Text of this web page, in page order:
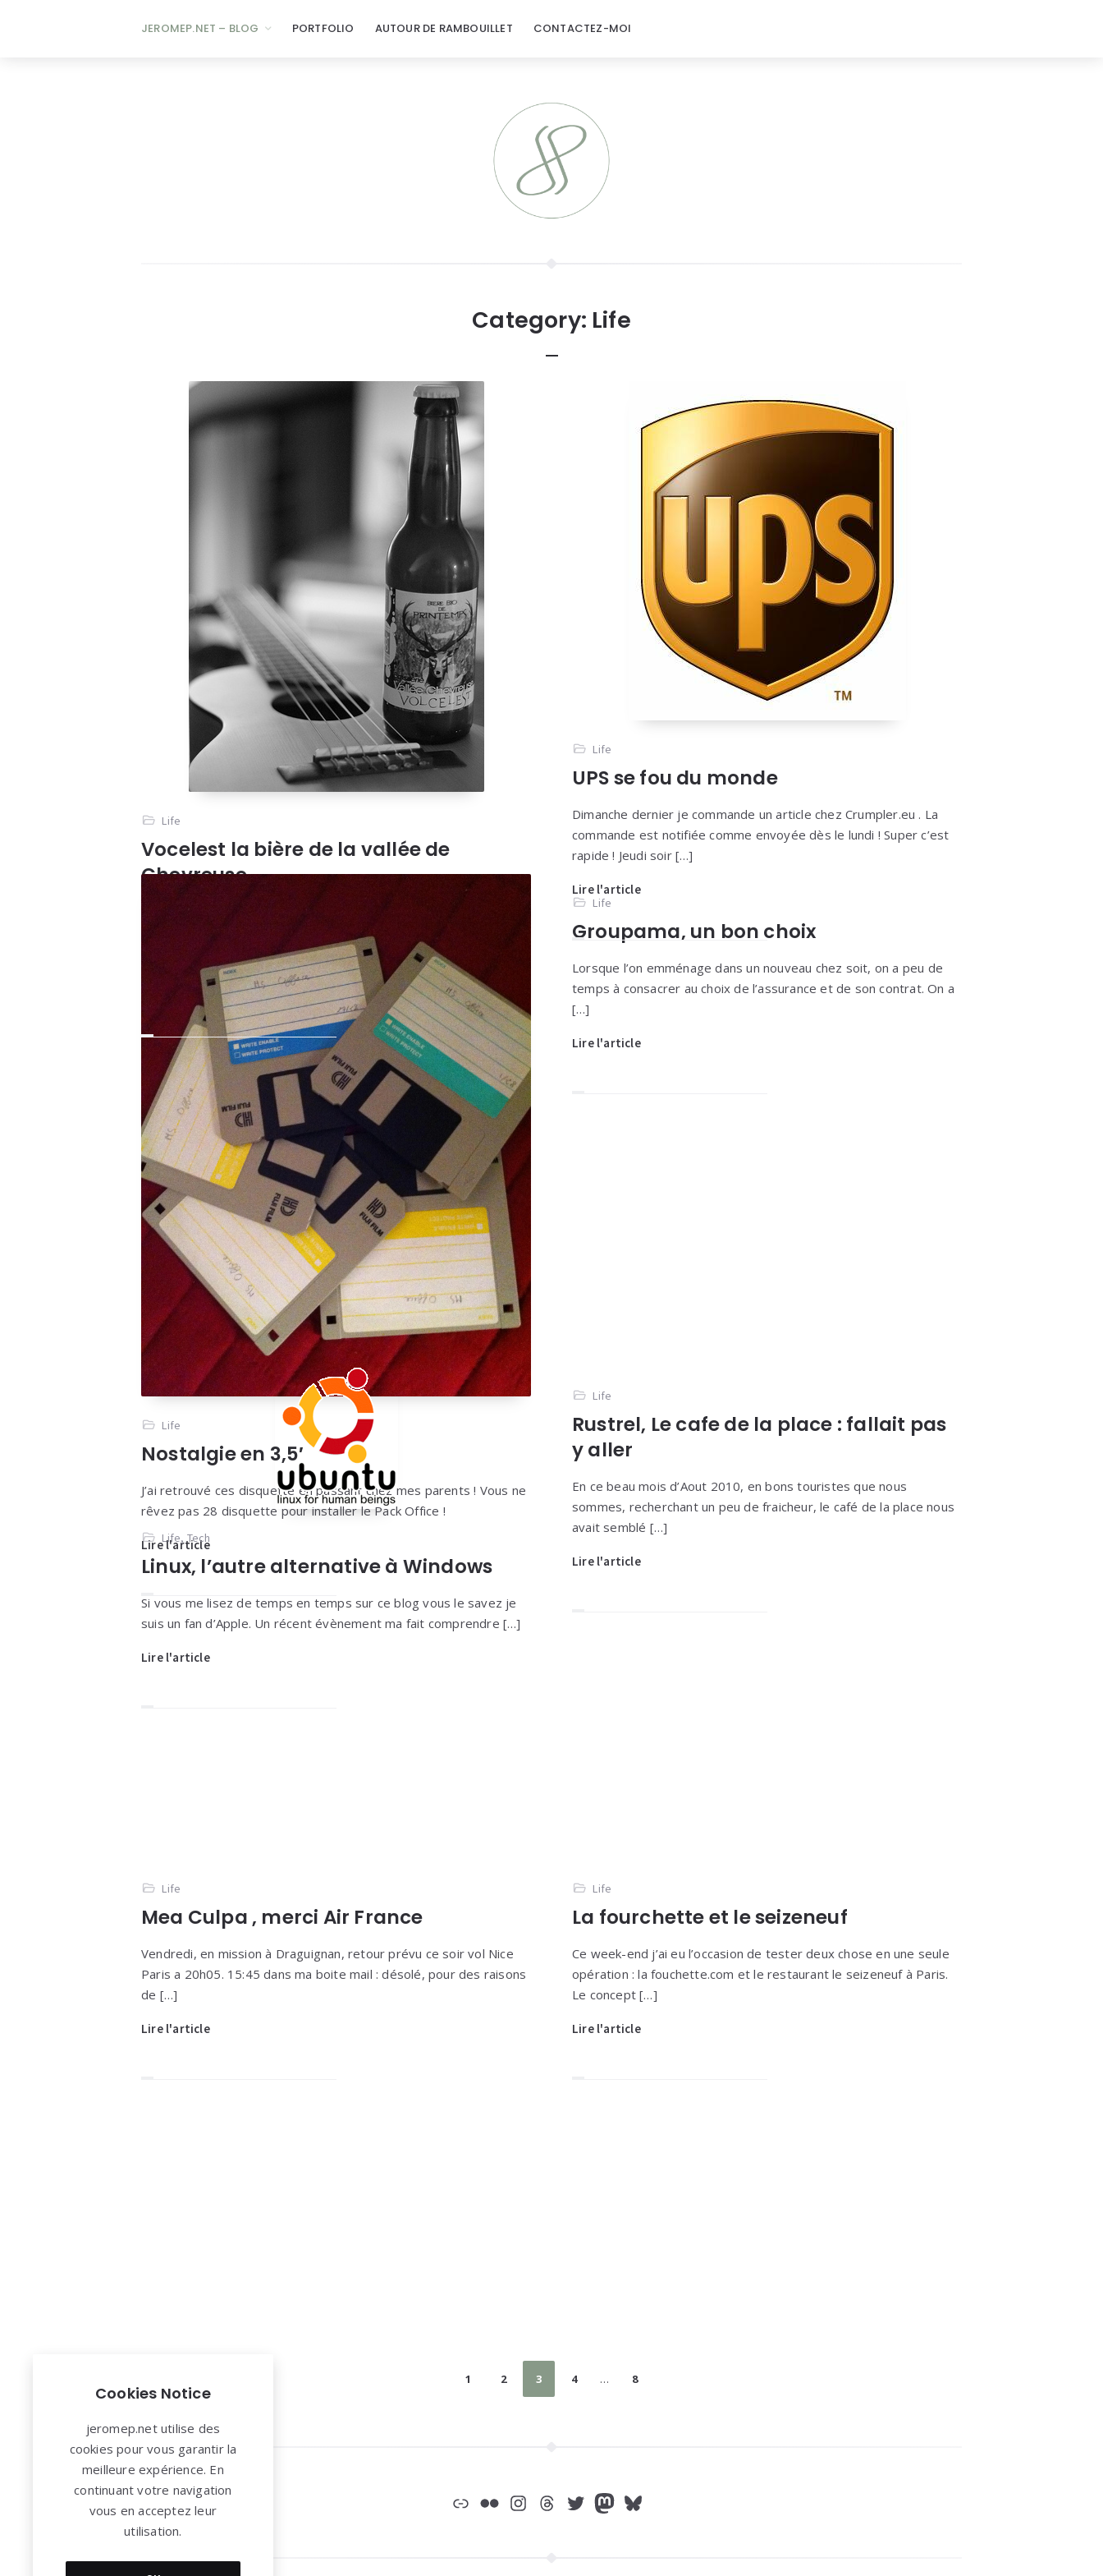
JEROMEP.NET – BLOG PORTFOLIO AUTOUR DE RAMBOUILLET CONTACTEZ-MOI
Category: Life
Life
Vocelest la bière de la vallée de
Chevreuse
Samedi dernier j’ai fat la découverte d’un brasseur de bière en
pleine vallée de Chevreuse. Le propriétaire, Emmanuel Ray, un vrai
passionné, organisait une journée […]
Lire l'article
Life
UPS se fou du monde
Dimanche dernier je commande un article chez Crumpler.eu . La
commande est notifiée comme envoyée dès le lundi ! Super c’est
rapide ! Jeudi soir […]
Lire l'article
Life
Nostalgie en 3,5′
J’ai retrouvé ces disquette en passant chez mes parents ! Vous ne
rêvez pas 28 disquette pour installer le Pack Office !
Lire l'article
Life
Groupama, un bon choix
Lorsque l’on emménage dans un nouveau chez soit, on a peu de
temps à consacrer au choix de l’assurance et de son contrat. On a
[…]
Lire l'article
Life,Tech
Linux, l’autre alternative à Windows
Si vous me lisez de temps en temps sur ce blog vous le savez je
suis un fan d’Apple. Un récent évènement ma fait comprendre […]
Lire l'article
Life
Rustrel, Le cafe de la place : fallait pas
y aller
En ce beau mois d’Aout 2010, en bons touristes que nous
sommes, recherchant un peu de fraicheur, le café de la place nous
avait semblé […]
Lire l'article
Life
Mea Culpa , merci Air France
Vendredi, en mission à Draguignan, retour prévu ce soir vol Nice
Paris a 20h05. 15:45 dans ma boite mail : désolé, pour des raisons
de […]
Lire l'article
Life
La fourchette et le seizeneuf
Ce week-end j’ai eu l’occasion de tester deux chose en une seule
opération : la fouchette.com et le restaurant le seizeneuf à Paris.
Le concept […]
Lire l'article
des
publications
1 2 3 4 … 8
Widgets
LienFlickrInstagram
Threads
Twitter
Mastodon
Bluesky
Cookies Notice
jeromep.net utilise des
cookies pour vous garantir la
meilleure expérience. En
continuant votre navigation
vous en acceptez leur
utilisation.